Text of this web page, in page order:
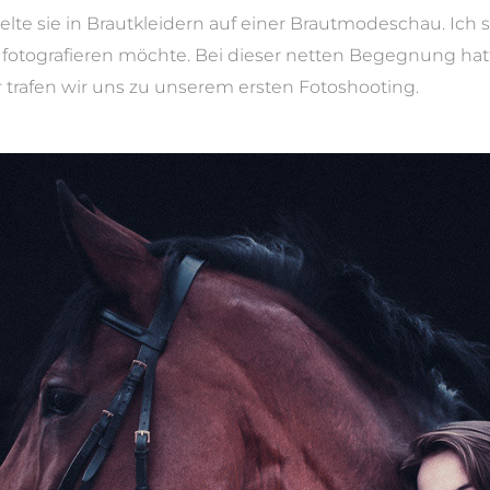
sie in Brautkleidern auf einer Brautmodeschau. Ich
möchte. Bei dieser netten Begegnung
wir uns zu unserem ersten Fotoshooting.